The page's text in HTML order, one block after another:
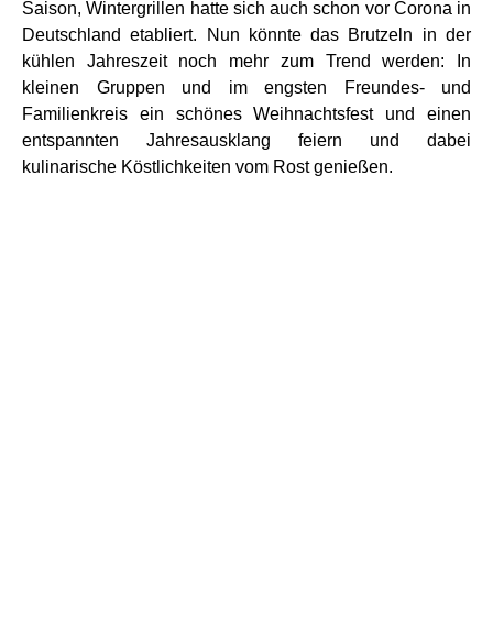
Saison, Wintergrillen hatte sich auch schon vor Corona in
Deutschland etabliert. Nun könnte das Brutzeln in der
kühlen Jahreszeit noch mehr zum Trend werden: In
kleinen Gruppen und im engsten Freundes- und
Familienkreis ein schönes Weihnachtsfest und einen
entspannten Jahresausklang feiern und dabei
kulinarische Köstlichkeiten vom Rost genießen.